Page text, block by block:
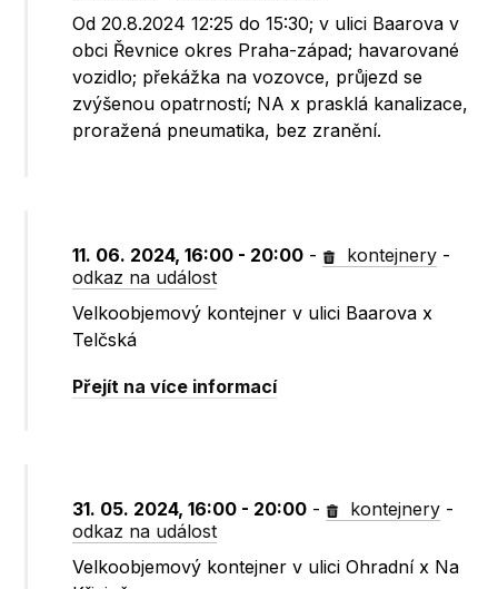
Od 20.8.2024 12:25 do 15:30; v ulici Baarova v
obci Řevnice okres Praha-západ; havarované
vozidlo; překážka na vozovce, průjezd se
zvýšenou opatrností; NA x prasklá kanalizace,
proražená pneumatika, bez zranění.
11. 06. 2024, 16:00 - 20:00 - kontejnery -
odkaz na událost
Velkoobjemový kontejner v ulici Baarova x
Telčská
Přejít na více informací
31. 05. 2024, 16:00 - 20:00 - kontejnery -
odkaz na událost
Velkoobjemový kontejner v ulici Ohradní x Na